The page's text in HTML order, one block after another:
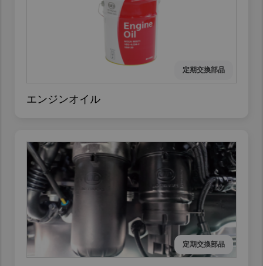
定期交換部品
エンジンオイル
定期交換部品